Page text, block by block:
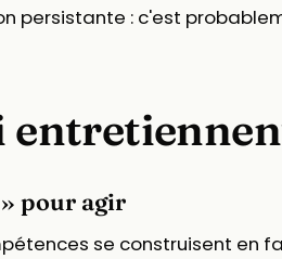
persistante : c'est
pour agir
se construisent en